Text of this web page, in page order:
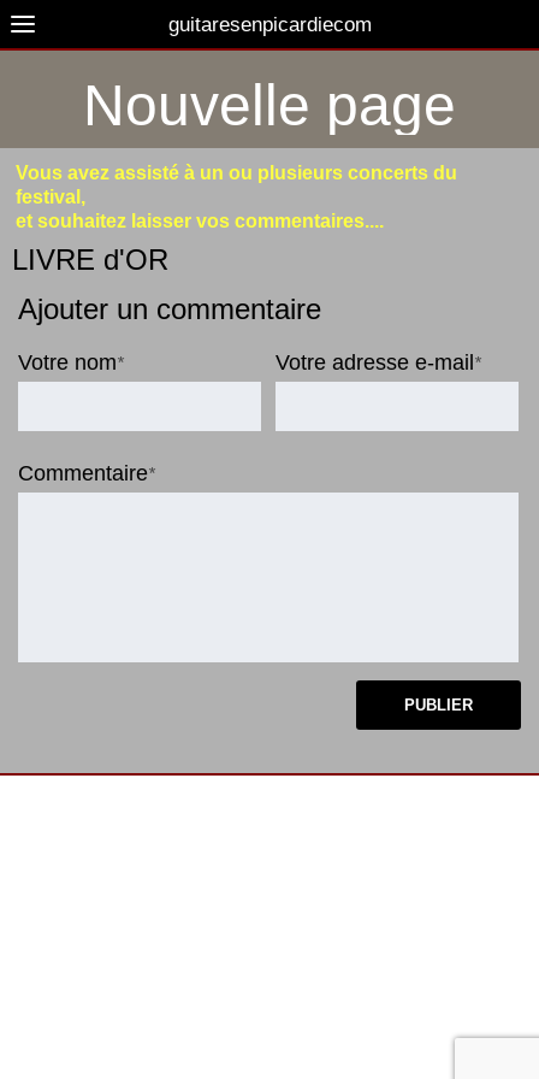
guitaresenpicardiecom
Nouvelle page
Vous avez assisté à un ou plusieurs concerts du
festival,
et souhaitez laisser vos commentaires....
LIVRE d'OR
Ajouter un commentaire
Votre nom* Votre adresse e-mail *
Commentaire*